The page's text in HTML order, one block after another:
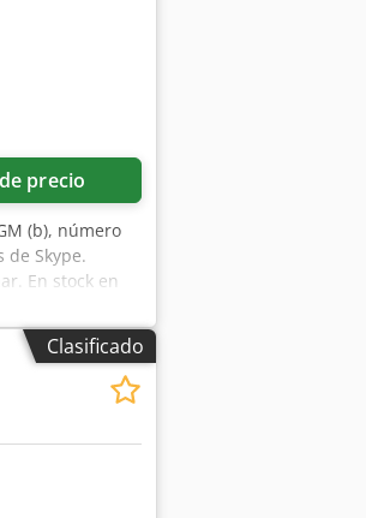
precio
(b), número
Skype.
En stock en
Clasificado